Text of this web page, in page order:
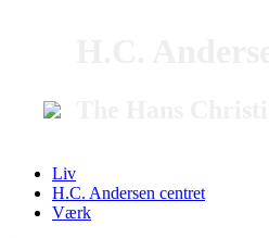
Liv
H.C. Andersen centret
Værk